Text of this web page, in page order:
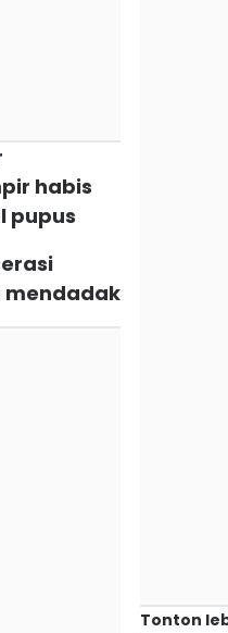
habis
pupus
mendadak
Tonton